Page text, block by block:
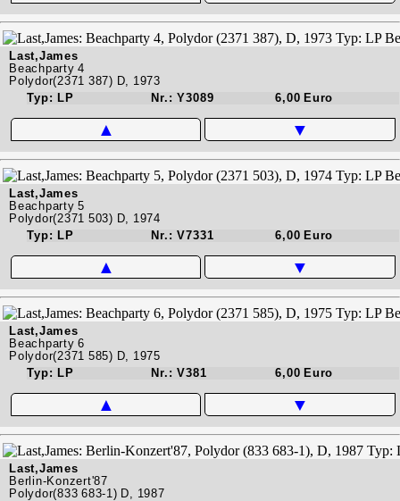
Last,James
Beachparty 4
Polydor(2371 387) D, 1973
Typ: LP
Nr.: Y3089 6,00 Euro
▲ ▼
Last,James
Beachparty 5
Polydor(2371 503) D, 1974
Typ: LP
Nr.: V7331 6,00 Euro
▲ ▼
Last,James
Beachparty 6
Polydor(2371 585) D, 1975
Typ: LP
Nr.: V381 6,00 Euro
▲ ▼
Last,James
Berlin-Konzert'87
Polydor(833 683-1) D, 1987